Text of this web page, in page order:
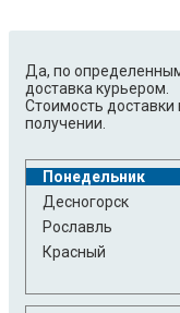
Да, по
доставка курьером.
Стоимость доставки
получении.
Понедельник
Десногорск
Рославль
Красный